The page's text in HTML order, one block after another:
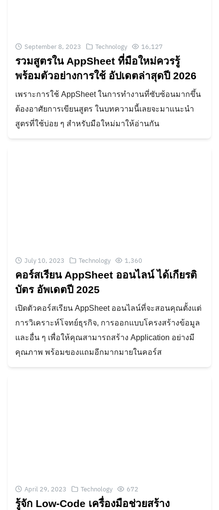
September 8, 2023 Technology 16,127
รวมสูตรใน AppSheet ที่มือใหม่ควรรู้
พร้อมตัวอย่างการใช้ อัปเดตล่าสุดปี 2026
เพราะการใช้ AppSheet ในการทำงานที่ซับซ้อนมากขึ้น
ต้องอาศัยการเขียนสูตร ในบทความนี้เลยจะมาแนะนำ
สูตรที่ใช้บ่อย ๆ สำหรับมือใหม่มาให้อ่านกัน
July 10, 2023 Technology 1,360
คอร์สเรียน AppSheet ออนไลน์ ได้เกียรติ
บัตร อัพเดตปี 2025
เปิดตัวคอร์สเรียน AppSheet ออนไลน์ที่จะสอนคุณตั้งแต่
การวิเคราะห์โจทย์ธุรกิจ, การออกแบบโครงสร้างข้อมูล
และอื่น ๆ เพื่อให้คุณสามารถสร้าง Application อย่างมี
คุณภาพ พร้อมของแถมอีกมากมายในคอร์ส
April 29, 2023 Technology 672
รู้จัก Low-Code เครื่องมือช่วยสร้าง